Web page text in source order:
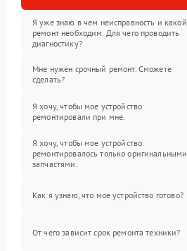
Я уже знаю в чем неисправность и какой
ремонт необходим. Для чего проводить
диагностику?
Мне нужен срочный ремонт. Сможете
сделать?
Я хочу, чтобы мое устройство
ремонтировали при мне.
Я хочу, чтобы мое устройство
ремонтировалось только оригинальными
запчастями.
Как я узнаю, что мое устройство готово?
От чего зависит срок ремонта техники?